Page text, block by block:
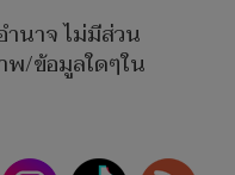
นาจ ไม่มีส่วน
พ/ข้อมูลใดๆใน